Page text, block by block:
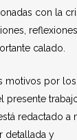
con la
calado.
motivos por los
presente
redactado a
detallada y